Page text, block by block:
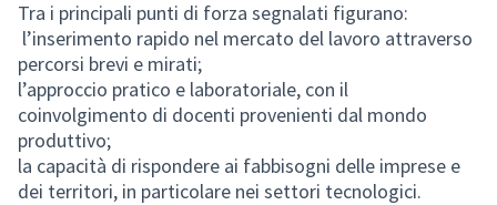
Tra i principali punti di forza segnalati figurano:
l’inserimento rapido nel mercato del lavoro attraverso
percorsi brevi e mirati;
l’approccio pratico e laboratoriale, con il
coinvolgimento di docenti provenienti dal mondo
produttivo;
la capacità di rispondere ai fabbisogni delle imprese e
dei territori, in particolare nei settori tecnologici.